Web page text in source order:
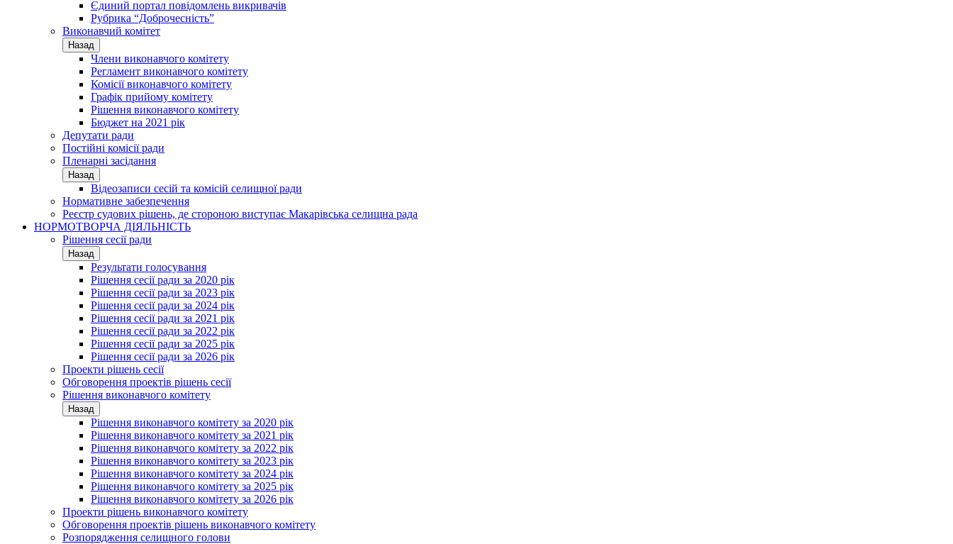
Єдиний портал повідомлень викривачів
Рубрика “Доброчесність”
Виконавчий комітет
Назад
Члени виконавчого комітету
Регламент виконавчого комітету
Комісії виконавчого комітету
Графік прийому комітету
Рішення виконавчого комітету
Бюджет на 2021 рік
Депутати ради
Постійні комісії ради
Пленарні засідання
Назад
Відеозаписи сесій та комісій селищної ради
Нормативне забезпечення
Реєстр судових рішень, де стороною виступає Макарівська селищна рада
НОРМОТВОРЧА ДІЯЛЬНІСТЬ
Рішення сесії ради
Назад
Результати голосування
Рішення сесії ради за 2020 рік
Рішення сесії ради за 2023 рік
Рішення сесії ради за 2024 рік
Рішення сесії ради за 2021 рік
Рішення сесії ради за 2022 рік
Рішення сесії ради за 2025 рік
Рішення сесії ради за 2026 рік
Проекти рішень сесії
Обговорення проектів рішень сесії
Рішення виконавчого комітету
Назад
Рішення виконавчого комітету за 2020 рік
Рішення виконавчого комітету за 2021 рік
Рішення виконавчого комітету за 2022 рік
Рішення виконавчого комітету за 2023 рік
Рішення виконавчого комітету за 2024 рік
Рішення виконавчого комітету за 2025 рік
Рішення виконавчого комітету за 2026 рік
Проекти рішень виконавчого комітету
Обговорення проектів рішень виконавчого комітету
Розпорядження селищного голови